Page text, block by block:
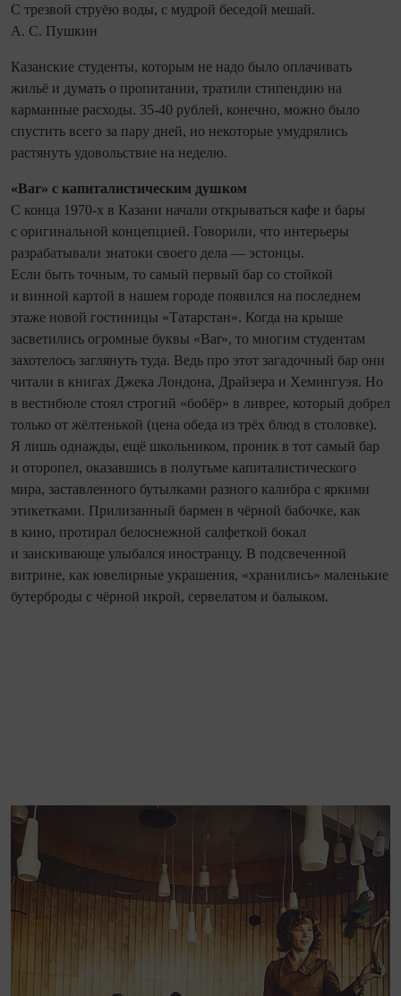
С трезвой струёю воды, с мудрой беседой мешай.
А. С. Пушкин
Казанские студенты, которым не надо было оплачивать
жильё и думать о пропитании, тратили стипендию на
карманные расходы. 35-40 рублей, конечно, можно было
спустить всего за пару дней, но некоторые умудрялись
растянуть удовольствие на неделю.
«Bar» с капиталистическим душком
С конца 1970-х в Казани начали открываться кафе и бары
с оригинальной концепцией. Говорили, что интерьеры
разрабатывали знатоки своего дела — эстонцы.
Если быть точным, то самый первый бар со стойкой
и винной картой в нашем городе появился на последнем
этаже новой гостиницы «Татарстан». Когда на крыше
засветились огромные буквы «Bar», то многим студентам
захотелось заглянуть туда. Ведь про этот загадочный бар они
­читали в книгах Джека Лондона, Драйзера и Хемингуэя. Но
в вестибюле стоял строгий «бобёр» в ливрее, который добрел
только от жёлтенькой (цена обеда из трёх блюд в столовке).
Я лишь однажды, ещё школьником, проник в тот самый бар
и оторопел, оказавшись в полутьме капиталистического
мира, заставленного бутылками разного калибра с яркими
этикетками. Прилизанный бармен в чёрной бабочке, как
в кино, протирал белоснежной салфеткой бокал
и заискивающе улыбался иностранцу. В подсвеченной
витрине, как ювелирные украшения, «хранились» маленькие
бутерброды с чёрной икрой, сервелатом и балыком.